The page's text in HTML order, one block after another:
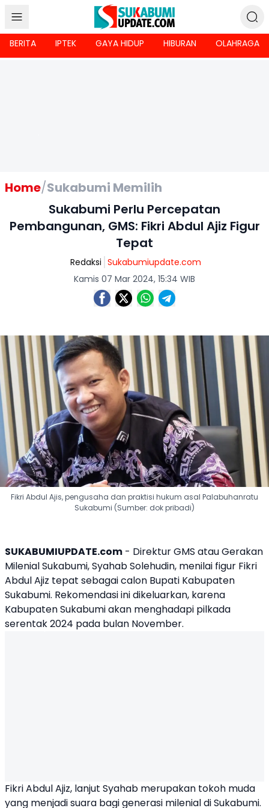
BERITA IPTEK GAYA HIDUP HIBURAN OLAHRAGA
Home/Sukabumi Memilih
Sukabumi Perlu Percepatan
Pembangunan, GMS: Fikri Abdul Ajiz Figur
Tepat
Redaksi Sukabumiupdate.com
Kamis 07 Mar 2024, 15:34 WIB
Fikri Abdul Ajis, pengusaha dan praktisi hukum asal Palabuhanratu
Sukabumi (Sumber: dok pribadi)
SUKABUMIUPDATE.com - Direktur GMS atau Gerakan
Milenial Sukabumi, Syahab Solehudin, menilai figur Fikri
Abdul Ajiz tepat sebagai calon Bupati Kabupaten
Sukabumi. Rekomendasi ini dikeluarkan, karena
Kabupaten Sukabumi akan menghadapi pilkada
serentak 2024 pada bulan November.
Fikri Abdul Ajiz, lanjut Syahab merupakan tokoh muda
yang menjadi suara bagi generasi milenial di Sukabumi.